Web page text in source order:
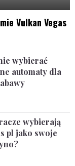
Vulkan Vegas
wybierać
automaty dla
wybierają
pl jako swoje